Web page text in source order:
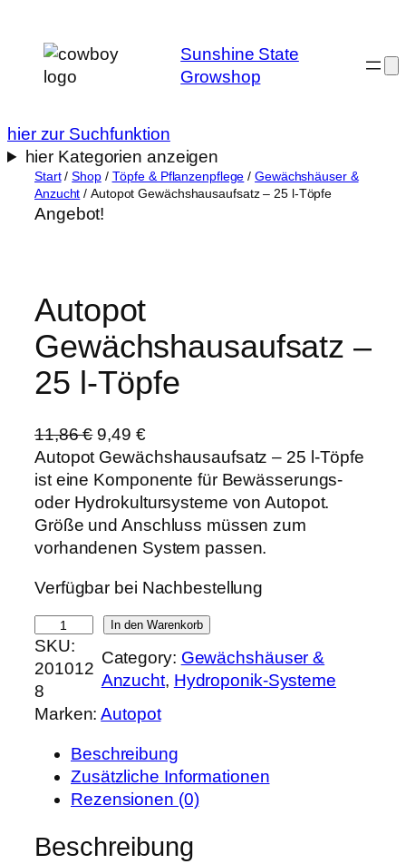
Inhalt
springen
Sunshine State
Growshop
hier zur Suchfunktion
hier Kategorien anzeigen
Start/Shop/ Töpfe & Pflanzenpflege /Gewächshäuser &
Anzucht / Autopot Gewächshausaufsatz – 25 l-Töpfe
Angebot!
Autopot
Gewächshausaufsatz –
25 l-Töpfe
11,86€ U
r
s
p
r
ü
g
c
h
e
P
r
e
s
9,49 €A
k
t
u
e
l
e
r
P
r
e
i
i
s
t
9
Autopot Gewächshausaufsatz – 25 l-Töpfe
ist eine Komponente für Bewässerungs-
oder Hydrokultursysteme von Autopot.
Größe und Anschluss müssen zum
vorhandenen System passen.
Verfügbar bei Nachbestellung
u
t
o
p
ä
In den Warenkorb
SKU:
201012
8
Category: Gewächshäuser &
Anzucht, Hydroponik-Systeme
Marken:Autopot
Beschreibung
Zusätzliche Informationen
Rezensionen (0)
Beschreibung